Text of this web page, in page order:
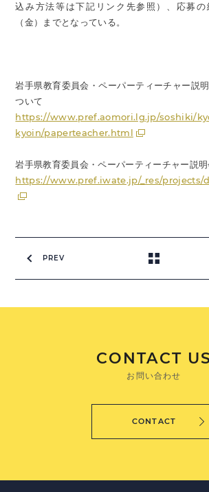
込み方法等は下記リンク先参照）、応募の
（金）までとなっている。
岩手県教育委員会・ペーパーティーチャー説
ついて
https://www.pref.aomori.lg.jp/soshiki/
kyoin/paperteacher.html
岩手県教育委員会・ペーパーティーチャー説
https://www.pref.iwate.jp/_res/projects/
PREV
CONTACT US
お問い合わせ
CONTACT